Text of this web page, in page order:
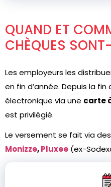
QUAND ET
CHÈQUES
Les employeurs les
en fin d’année. Depuis la
électronique via une carte
est privilégié.
Le versement se fait via
Monizze,Pluxee (ex-